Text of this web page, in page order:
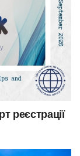
реєстрації